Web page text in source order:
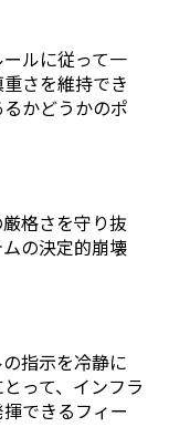
ルに従って一
さを維持でき
かどうかのポ
格さを守り抜
の決定的崩壊
指示を冷静に
って、インフラ
できるフィー